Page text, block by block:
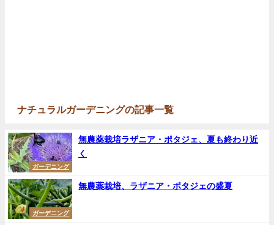
ナチュラルガーデニングの記事一覧
ガーデニング
無農薬栽培ラザニア・ポタジェ、夏も終わり近
く
ガーデニング
無農薬栽培、ラザニア・ポタジェの盛夏